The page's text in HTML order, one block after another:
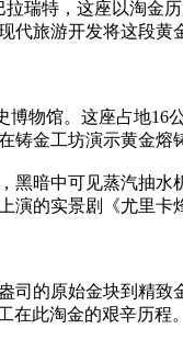
瑞特，这座以淘
旅游开发将这段
博物馆。这座占地
金工坊演示黄金
黑暗中可见蒸汽抽
的实景剧《尤里
的原始金块到精
此淘金的艰辛历